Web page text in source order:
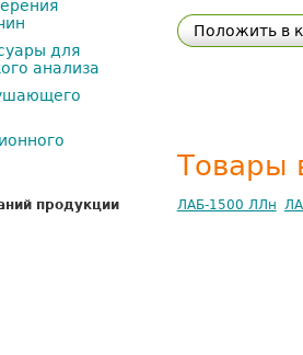
Положить в
Товары
ЛАБ-1500 ЛЛн
для
анализа
продукции